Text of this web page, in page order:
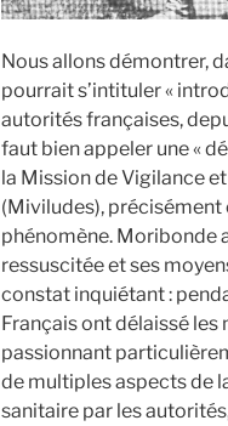
Nous allons démontrer,
pourrait s’intituler «
autorités françaises,
faut bien appeler une «
la Mission de Vigilance
(Miviludes),
phénomène. Moribonde
ressuscitée et ses
constat inquiétant :
Français ont délaissé
passionnant
de multiples aspects de
sanitaire par les